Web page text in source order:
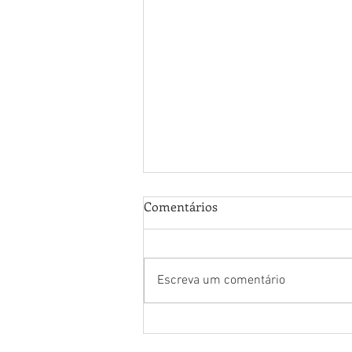
Comentários
Escreva um comentário